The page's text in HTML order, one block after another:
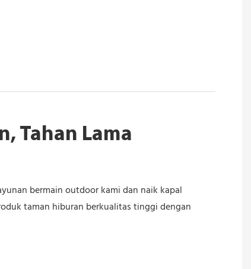
Tahan Lama
bermain outdoor kami dan naik kapal
taman hiburan berkualitas tinggi dengan